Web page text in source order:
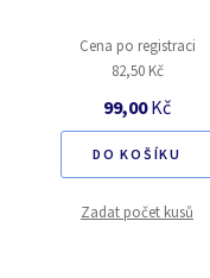
Cena po registraci
82,50 Kč
99,00Kč
DO KOŠÍKU
Zadat počet kusů